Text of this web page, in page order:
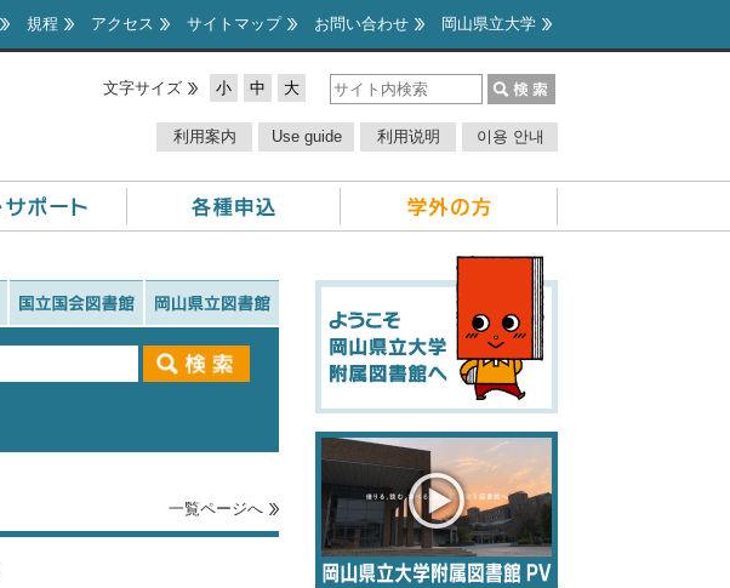
規程 アクセス サイトマップ お問い合わせ 岡山県立大学
文字サイズ 小 中 大
이용 안내
利用说明
Use guide
利用案内
一覧ページへ